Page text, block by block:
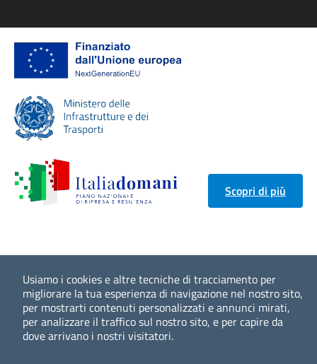
Usiamo i cookies e altre tecniche di tracciamento per
migliorare la tua esperienza di navigazione nel nostro sito,
per mostrarti contenuti personalizzati e annunci mirati,
per analizzare il traffico sul nostro sito, e per capire da
dove arrivano i nostri visitatori.
Scopri di più